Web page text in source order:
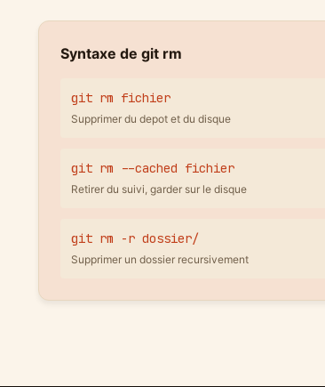
Syntaxe de git rm
git rm fichier
Supprimer du depot et du disque
git rm --cached fichier
Retirer du suivi, garder sur le disque
git rm -r dossier/
Supprimer un dossier recursivement